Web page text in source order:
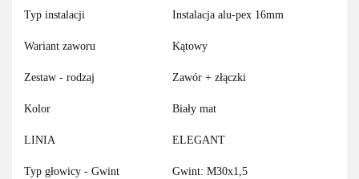
Typ instalacji Instalacja alu-pex 16mm
Wariant zaworu Kątowy
Zestaw - rodzaj Zawór + złączki
Kolor Biały mat
LINIA ELEGANT
Typ głowicy - Gwint Gwint: M30x1,5